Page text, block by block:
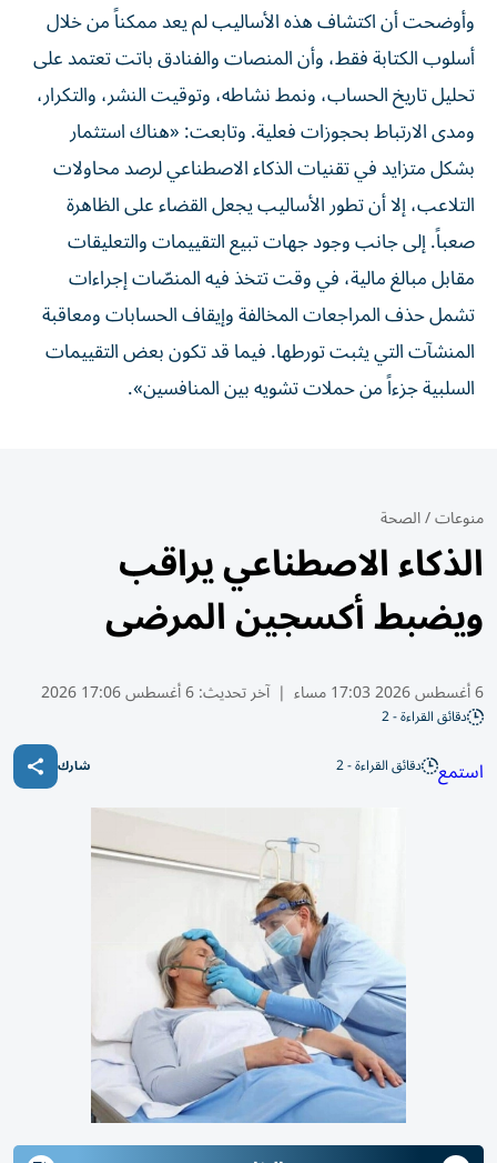
وأوضحت أن اكتشاف هذه الأساليب لم يعد ممكناً من خلال
أسلوب الكتابة فقط، وأن المنصات والفنادق باتت تعتمد على
تحليل تاريخ الحساب، ونمط نشاطه، وتوقيت النشر، والتكرار،
ومدى الارتباط بحجوزات فعلية. وتابعت: «هناك استثمار
بشكل متزايد في تقنيات الذكاء الاصطناعي لرصد محاولات
التلاعب، إلا أن تطور الأساليب يجعل القضاء على الظاهرة
صعباً. إلى جانب وجود جهات تبيع التقييمات والتعليقات
مقابل مبالغ مالية، في وقت تتخذ فيه المنصّات إجراءات
تشمل حذف المراجعات المخالفة وإيقاف الحسابات ومعاقبة
المنشآت التي يثبت تورطها. فيما قد تكون بعض التقييمات
السلبية جزءاً من حملات تشويه بين المنافسين».
منوعات/الصحة
الذكاء الاصطناعي يراقب
ويضبط أكسجين المرضى
6 أغسطس 2026 17:03 مساء | آخر تحديث:6 أغسطس 17:06 2026
دقائق القراءة - 2
استمع دقائق القراءة - 2 شارك